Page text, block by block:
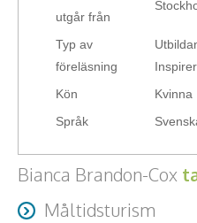
Teamwork,
Vård, omsorg, beroende
Kända personer
Företagsledare
Författare
Idrottare och äventyrare
- Måltidsturismens potential
- Så ökar du din synlighet –
effekt direkt
utgår från
Typ av
föreläsning
Kön
Kvinna
Språk
Bianca Brandon-Cox
Måltidsturism